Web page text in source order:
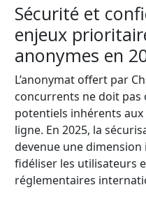
Sécurité et
enjeux
anonymes en
L’anonymat offert par
concurrents ne doit pas
potentiels inhérents
ligne. En 2025, la
devenue une
fidéliser les utilisateurs
réglementaires